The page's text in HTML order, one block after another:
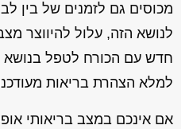
מכוסים גם לזמנים של בין
לנושא הזה, עלול להיווצר
חדש עם הכורח לטפל
למלא הצהרת בריאות
אם אינכם במצב בריאותי